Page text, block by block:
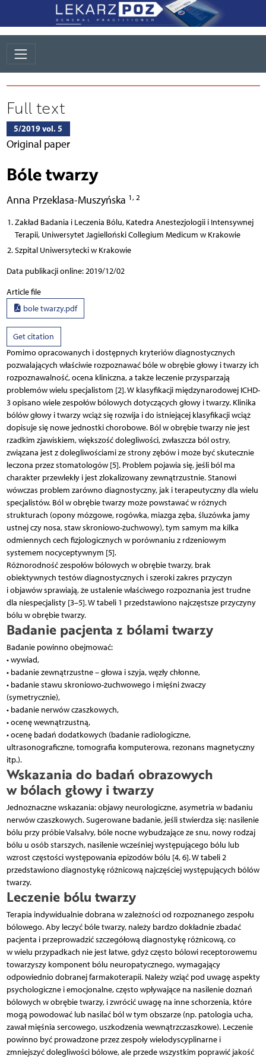
Full text
5/2019 vol. 5
Original paper
Bóle twarzy
Anna Przeklasa-Muszyńska 1, 2
Zakład Badania i Leczenia Bólu, Katedra Anestezjologii i Intensywnej
Terapii, Uniwersytet Jagielloński Collegium Medicum w Krakowie
Szpital Uniwersytecki w Krakowie
Data publikacji online: 2019/12/02
Article file
bole twarzy.pdf
Get citation
Pomimo opracowanych i dostępnych kryteriów diagnostycznych
pozwalających właściwie rozpoznawać bóle w obrębie głowy i twarzy ich
rozpoznawalność, ocena kliniczna, a także leczenie przysparzają
problemów wielu specjalistom [2]. W klasyfikacji międzynarodowej ICHD-
3 opisano wiele zespołów bólowych dotyczących głowy i twarzy. Klinika
bólów głowy i twarzy wciąż się rozwija i do istniejącej klasyfikacji wciąż
dopisuje się nowe jednostki chorobowe. Ból w obrębie twarzy nie jest
rzadkim zjawiskiem, większość dolegliwości, zwłaszcza ból ostry,
związana jest z dolegliwościami ze strony zębów i może być skutecznie
leczona przez stomatologów [5]. Problem pojawia się, jeśli ból ma
charakter przewlekły i jest zlokalizowany zewnątrzustnie. Stanowi
wówczas problem zarówno diagnostyczny, jak i terapeutyczny dla wielu
specjalistów. Ból w obrębie twarzy może powstawać w różnych
strukturach (opony mózgowe, rogówka, miazga zęba, śluzówka jamy
ustnej czy nosa, staw skroniowo-żuchwowy), tym samym ma kilka
odmiennych cech fizjologicznych w porównaniu z rdzeniowym
systemem nocyceptywnym [5].
Różnorodność zespołów bólowych w obrębie twarzy, brak
obiektywnych testów diagnostycznych i szeroki zakres przyczyn
i objawów sprawiają, że ustalenie właściwego rozpoznania jest trudne
dla niespecjalisty [3–5]. W tabeli 1 przedstawiono najczęstsze przyczyny
bólu w obrębie twarzy.
Badanie pacjenta z bólami twarzy
Badanie powinno obejmować:
• wywiad,
• badanie zewnątrzustne – głowa i szyja, węzły chłonne,
• badanie stawu skroniowo-żuchwowego i mięśni żwaczy
(symetrycznie),
• badanie nerwów czaszkowych,
• ocenę wewnątrzustną,
• ocenę badań dodatkowych (badanie radiologiczne,
ultrasonograficzne, tomografia komputerowa, rezonans magnetyczny
itp.).
Wskazania do badań obrazowych
w bólach głowy i twarzy
Jednoznaczne wskazania: objawy neurologiczne, asymetria w badaniu
nerwów czaszkowych. Sugerowane badanie, jeśli stwierdza się: nasilenie
bólu przy próbie Valsalvy, bóle nocne wybudzające ze snu, nowy rodzaj
bólu u osób starszych, nasilenie wcześniej występującego bólu lub
wzrost częstości występowania epizodów bólu [4, 6]. W tabeli 2
przedstawiono diagnostykę różnicową najczęściej występujących bólów
twarzy.
Leczenie bólu twarzy
Terapia indywidualnie dobrana w zależności od rozpoznanego zespołu
bólowego. Aby leczyć bóle twarzy, należy bardzo dokładnie zbadać
pacjenta i przeprowadzić szczegółową diagnostykę różnicową, co
w wielu przypadkach nie jest łatwe, gdyż często bólowi receptorowemu
towarzyszy komponent bólu neuropatycznego, wymagający
odpowiednio dobranej farmakoterapii. Należy wziąć pod uwagę aspekty
psychologiczne i emocjonalne, często wpływające na nasilenie doznań
bólowych w obrębie twarzy, i zwrócić uwagę na inne schorzenia, które
mogą powodować lub nasilać ból w tym obszarze (np. patologia ucha,
zawał mięśnia sercowego, uszkodzenia wewnątrzczaszkowe). Leczenie
powinno być prowadzone przez zespoły wielodyscyplinarne i
zmniejszyć dolegliwości bólowe, ale przede wszystkim poprawić jakość